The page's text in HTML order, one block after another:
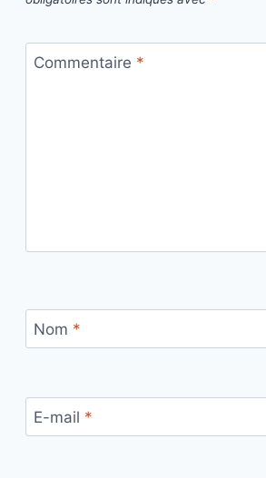
Commentaire *
Nom *
E-mail *